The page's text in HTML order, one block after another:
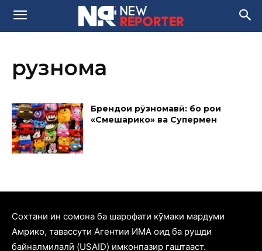
рузнома
Брендҳои рӯзномавӣ: бо роҳи
«Смешарикҳо» ва Супермен
Cохтани ин сомона ба шарофати кӯмаки мардуми
Амрико, тавассути Агентии ИМА оид ба рушди
байналмилалӣ (USAID) имконпазир гаштааст.